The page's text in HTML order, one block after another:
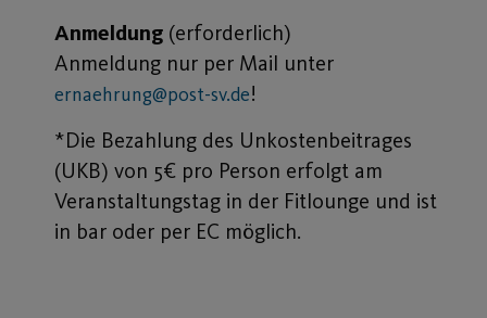
Anmeldung (erforderlich)
Anmeldung nur per Mail unter
ernaehrung@post-sv.de!
*Die Bezahlung des Unkostenbeitrages
(UKB) von 5€ pro Person erfolgt am
Veranstaltungstag in der Fitlounge und ist
in bar oder per EC möglich.